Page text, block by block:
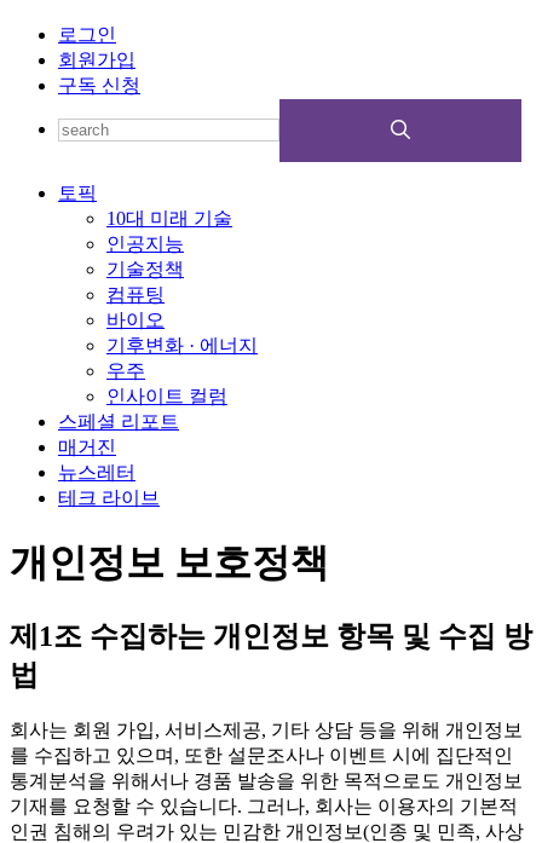
로그인
회원가입
구독 신청
토픽
10대 미래 기술
인공지능
기술정책
컴퓨팅
바이오
기후변화 · 에너지
우주
인사이트 컬럼
스페셜 리포트
매거진
뉴스레터
테크 라이브
개인정보 보호정책
제1조 수집하는 개인정보 항목 및 수집 방
법
회사는 회원 가입, 서비스제공, 기타 상담 등을 위해 개인정보
를 수집하고 있으며, 또한 설문조사나 이벤트 시에 집단적인
통계분석을 위해서나 경품 발송을 위한 목적으로도 개인정보
기재를 요청할 수 있습니다. 그러나, 회사는 이용자의 기본적
인권 침해의 우려가 있는 민감한 개인정보(인종 및 민족, 사상